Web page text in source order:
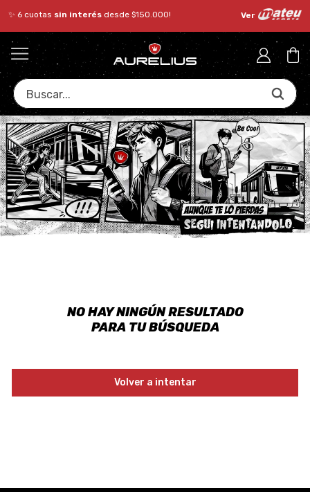
✨ 6 cuotas sin interés desde $150.000! Ver
Buscar...
NO HAY NINGÚN RESULTADO
PARA TU BÚSQUEDA
Volver a intentar